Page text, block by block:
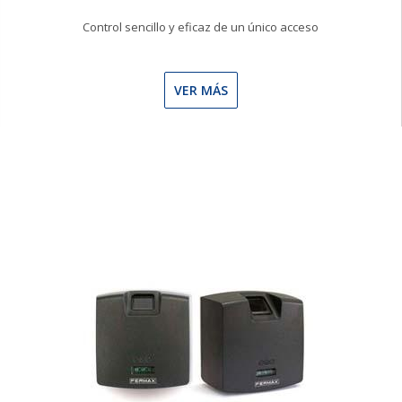
Control sencillo y eficaz de un único acceso
VER MÁS